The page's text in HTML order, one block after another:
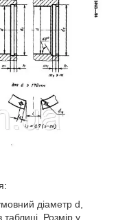
діаметр d,
Розмір у